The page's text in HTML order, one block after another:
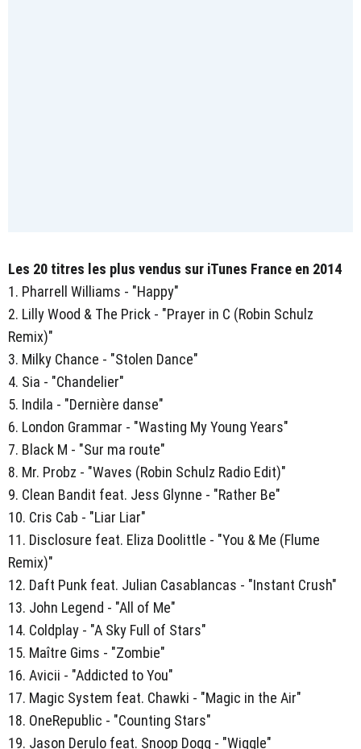
Les 20 titres les plus vendus sur iTunes France en 2014
1. Pharrell Williams - "Happy"
2. Lilly Wood & The Prick - "Prayer in C (Robin Schulz
Remix)"
3. Milky Chance - "Stolen Dance"
4. Sia - "Chandelier"
5. Indila - "Dernière danse"
6. London Grammar - "Wasting My Young Years"
7. Black M - "Sur ma route"
8. Mr. Probz - "Waves (Robin Schulz Radio Edit)"
9. Clean Bandit feat. Jess Glynne - "Rather Be"
10. Cris Cab - "Liar Liar"
11. Disclosure feat. Eliza Doolittle - "You & Me (Flume
Remix)"
12. Daft Punk feat. Julian Casablancas - "Instant Crush"
13. John Legend - "All of Me"
14. Coldplay - "A Sky Full of Stars"
15. Maître Gims - "Zombie"
16. Avicii - "Addicted to You"
17. Magic System feat. Chawki - "Magic in the Air"
18. OneRepublic - "Counting Stars"
19. Jason Derulo feat. Snoop Dogg - "Wiggle"